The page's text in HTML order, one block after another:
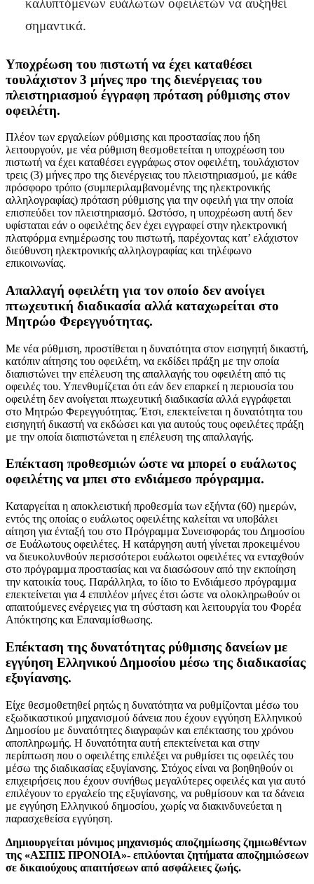
σημαντικά.
Υποχρέωση του πιστωτή να έχει καταθέσει
τουλάχιστον 3 μήνες προ της διενέργειας του
πλειστηριασμού έγγραφη πρόταση ρύθμισης στον
οφειλέτη.
Πλέον των εργαλείων ρύθμισης και προστασίας που ήδη
λειτουργούν, με νέα ρύθμιση θεσμοθετείται η υποχρέωση του
πιστωτή να έχει καταθέσει εγγράφως στον οφειλέτη, τουλάχιστον
τρεις (3) μήνες προ της διενέργειας του πλειστηριασμού, με κάθε
πρόσφορο τρόπο (συμπεριλαμβανομένης της ηλεκτρονικής
αλληλογραφίας) πρόταση ρύθμισης για την οφειλή για την οποία
επισπεύδει τον πλειστηριασμό. Ωστόσο, η υποχρέωση αυτή δεν
υφίσταται εάν ο οφειλέτης δεν έχει εγγραφεί στην ηλεκτρονική
πλατφόρμα ενημέρωσης του πιστωτή, παρέχοντας κατ’ ελάχιστον
διεύθυνση ηλεκτρονικής αλληλογραφίας και τηλέφωνο
επικοινωνίας.
Απαλλαγή οφειλέτη για τον οποίο δεν ανοίγει
πτωχευτική διαδικασία αλλά καταχωρείται στο
Μητρώο Φερεγγυότητας.
Με νέα ρύθμιση, προστίθεται η δυνατότητα στον εισηγητή δικαστή,
κατόπιν αίτησης του οφειλέτη, να εκδίδει πράξη με την οποία
διαπιστώνει την επέλευση της απαλλαγής του οφειλέτη από τις
οφειλές του. Υπενθυμίζεται ότι εάν δεν επαρκεί η περιουσία του
οφειλέτη δεν ανοίγεται πτωχευτική διαδικασία αλλά εγγράφεται
στο Μητρώο Φερεγγυότητας. Έτσι, επεκτείνεται η δυνατότητα του
εισηγητή δικαστή να εκδώσει και για αυτούς τους οφειλέτες πράξη
με την οποία διαπιστώνεται η επέλευση της απαλλαγής.
Επέκταση προθεσμιών ώστε να μπορεί ο ευάλωτος
οφειλέτης να μπει στο ενδιάμεσο πρόγραμμα.
Καταργείται η αποκλειστική προθεσμία των εξήντα (60) ημερών,
εντός της οποίας ο ευάλωτος οφειλέτης καλείται να υποβάλει
αίτηση για ένταξή του στο Πρόγραμμα Συνεισφοράς του Δημοσίου
σε Ευάλωτους οφειλέτες. Η κατάργηση αυτή γίνεται προκειμένου
να διευκολυνθούν περισσότεροι ευάλωτοι οφειλέτες να ενταχθούν
στο πρόγραμμα προστασίας και να διασώσουν από την εκποίηση
την κατοικία τους. Παράλληλα, το ίδιο το Ενδιάμεσο πρόγραμμα
επεκτείνεται για 4 επιπλέον μήνες έτσι ώστε να ολοκληρωθούν οι
απαιτούμενες ενέργειες για τη σύσταση και λειτουργία του Φορέα
Απόκτησης και Επαναμίσθωσης.
Επέκταση της δυνατότητας ρύθμισης δανείων με
εγγύηση Ελληνικού Δημοσίου μέσω της διαδικασίας
εξυγίανσης.
Είχε θεσμοθετηθεί ρητώς η δυνατότητα να ρυθμίζονται μέσω του
εξωδικαστικού μηχανισμού δάνεια που έχουν εγγύηση Ελληνικού
Δημοσίου με δυνατότητες διαγραφών και επέκτασης του χρόνου
αποπληρωμής. Η δυνατότητα αυτή επεκτείνεται και στην
περίπτωση που ο οφειλέτης επιλέξει να ρυθμίσει τις οφειλές του
μέσω της διαδικασίας εξυγίανσης. Στόχος είναι να βοηθηθούν οι
επιχειρήσεις που έχουν συνήθως μεγαλύτερες οφειλές και για αυτό
επιλέγουν το εργαλείο της εξυγίανσης, να ρυθμίσουν και τα δάνεια
με εγγύηση Ελληνικού δημοσίου, χωρίς να διακινδυνεύεται η
παρασχεθείσα εγγύηση.
Δημιουργείται μόνιμος μηχανισμός αποζημίωσης ζημιωθέντων
της «ΑΣΠΙΣ ΠΡΟΝΟΙΑ»- επιλύονται ζητήματα αποζημιώσεων
σε δικαιούχους απαιτήσεων από ασφάλειες ζωής.